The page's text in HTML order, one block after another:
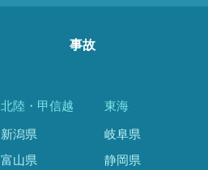
事故
北陸・甲信越
新潟県
富山県
東海
岐阜県
静岡県